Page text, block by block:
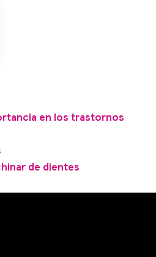
en los trastornos
de dientes